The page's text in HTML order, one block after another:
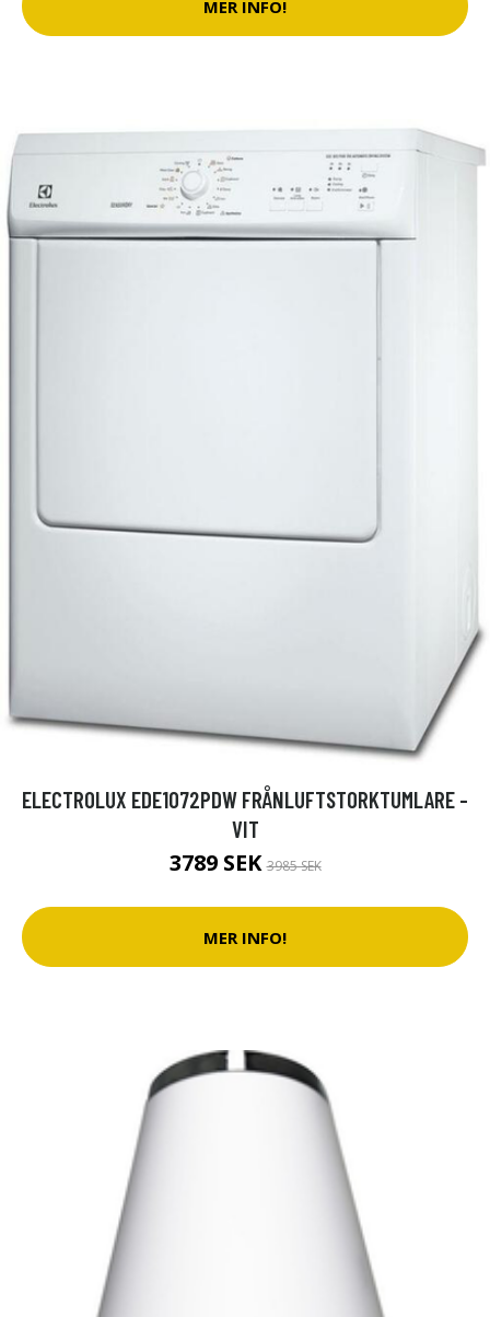
MER INFO!
ELECTROLUX EDE1072PDW FRÅNLUFTSTORKTUMLARE -
VIT
3789 SEK3985 SEK
MER INFO!